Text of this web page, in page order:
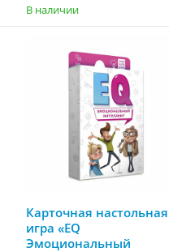
В наличии
Карточная настольная
игра «ЕQ
Эмоциональный